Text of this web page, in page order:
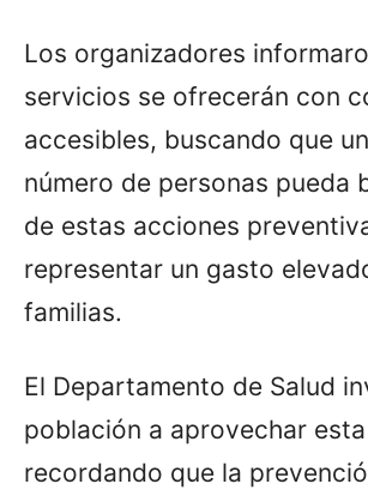
Los organizadores
servicios se ofrecerán con
accesibles, buscando que
número de personas pueda
de estas acciones
representar un gasto
familias.
El Departamento de Salud
población a aprovechar
recordando que la